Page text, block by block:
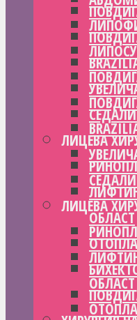
ЛИЦЕВА
ОБЛАСТ
ЛИЦЕВА
ОБЛАСТ